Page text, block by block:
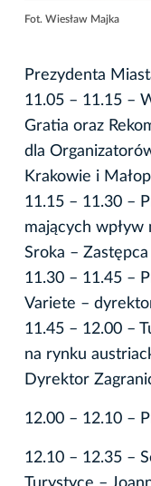
Fot. Wiesław Majka
Prezydenta
11.05 – 11.15 –
Gratia oraz
dla
Krakowie i
11.15 – 11.30 –
mających
Sroka –
11.30 – 11.45 –
Variete –
11.45 – 12.00 –
na rynku
Dyrektor
12.00 – 12.10 –
12.10 – 12.35 –